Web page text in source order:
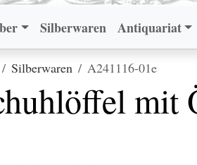
Silberwaren Antiquariat
Silberwaren A241116-01e